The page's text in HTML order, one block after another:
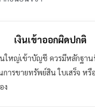
เงินเข้าออกผิดปกติ
ใหญ่เข้าบัญชี ควรมีหลักฐาน
ารขายทรัพย์สิน ใบเสร็จ หรื
ง